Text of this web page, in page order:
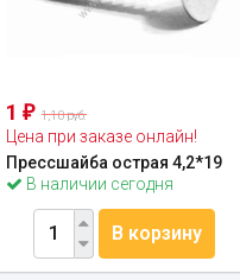
1₽ 1,10 руб.
Цена при заказе онлайн!
Прессшайба острая 4,2*19
В наличии сегодня
В корзину